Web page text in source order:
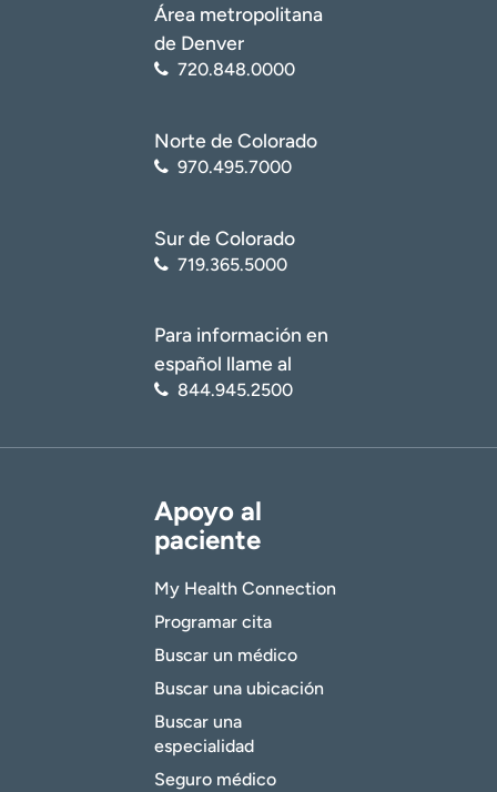
Área metropolitana
de Denver
720.848.0000
Norte de Colorado
970.495.7000
Sur de Colorado
719.365.5000
Para información en
español llame al
844.945.2500
Apoyo al
paciente
My Health Connection
Programar cita
Buscar un médico
Buscar una ubicación
Buscar una
especialidad
Seguro médico